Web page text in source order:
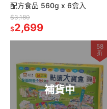
配方食品 560g x 6盒入
$3,180
$2,699
補貨中
58
折